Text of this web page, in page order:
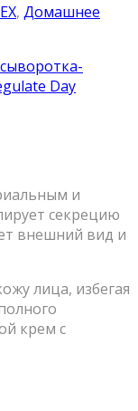
, Домашнее
Day
и
секрецию
внешний вид и
лица, избегая
крем с